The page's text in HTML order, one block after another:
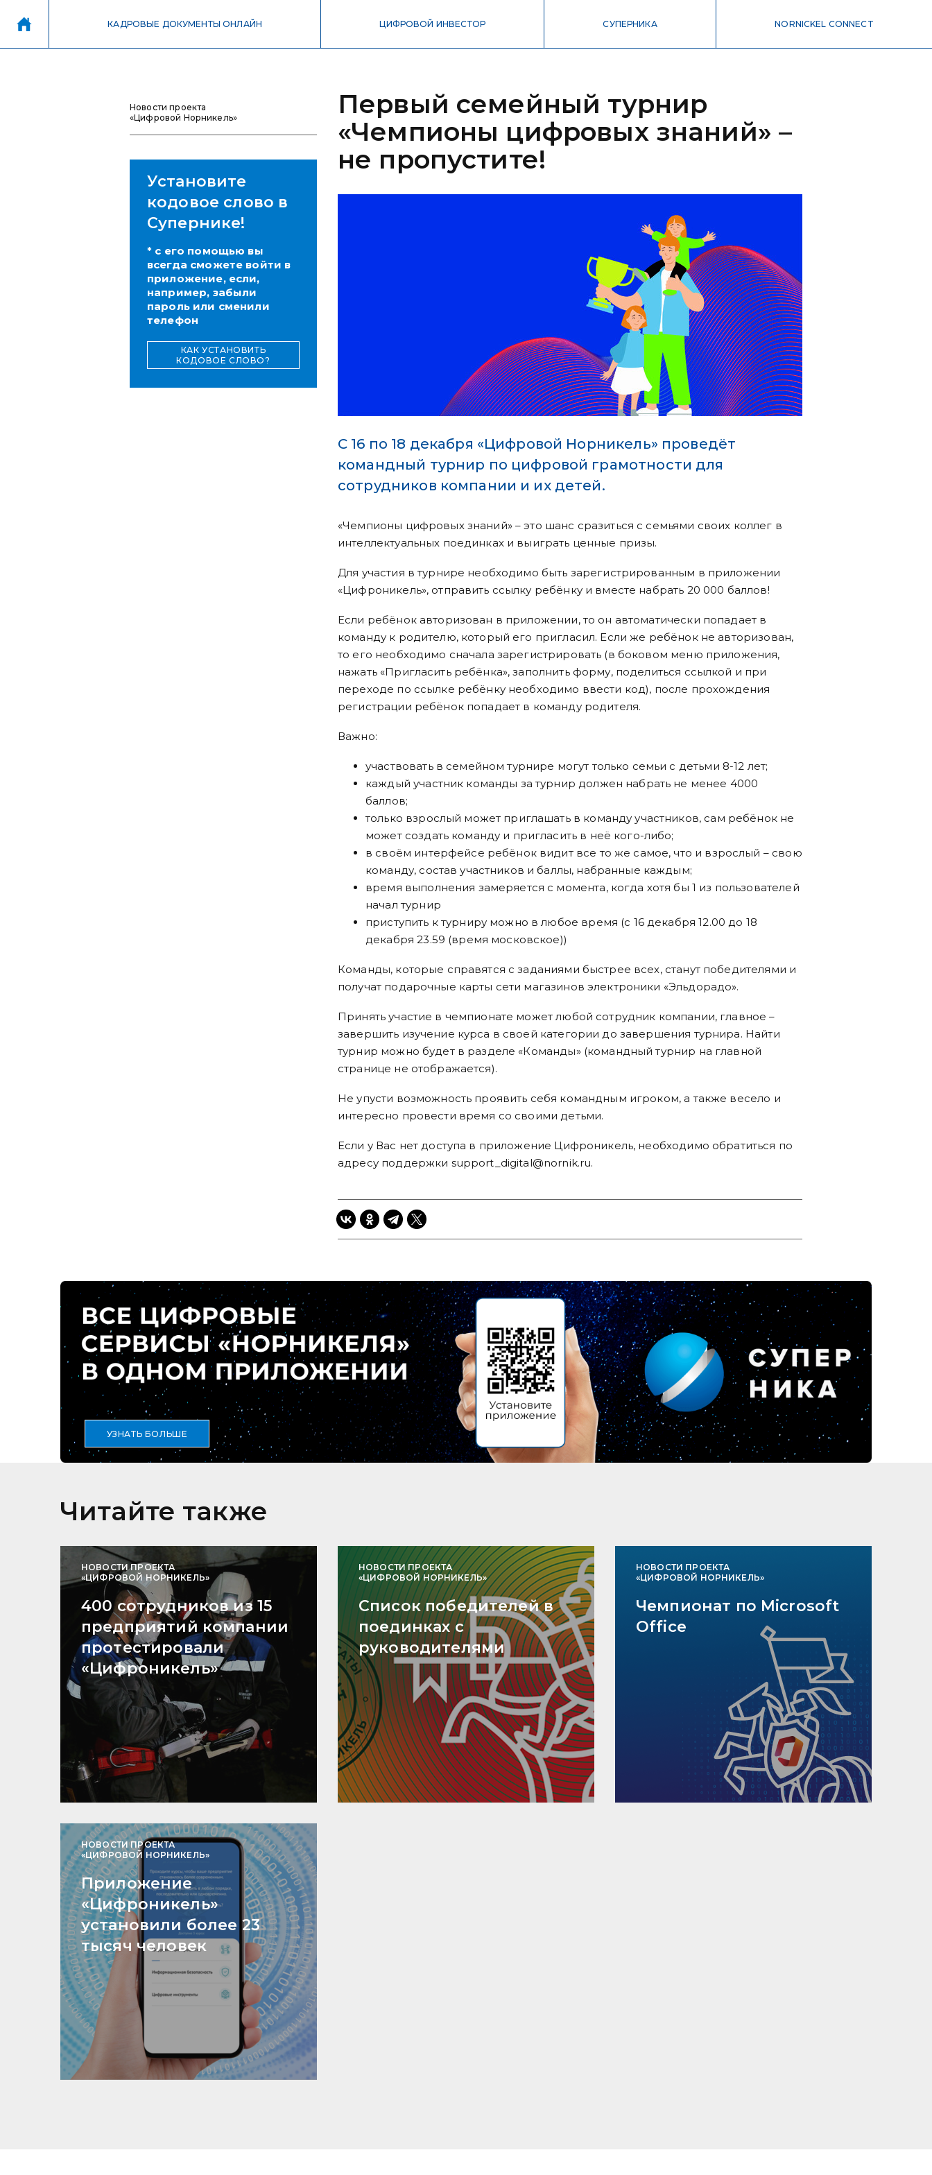
КАДРОВЫЕ ДОКУМЕНТЫ ОНЛАЙН ЦИФРОВОЙ ИНВЕСТОР СУПЕРНИКА NORNICKEL CONNECT
Новости проекта
«Цифровой Норникель»
Установите
кодовое слово в
Супернике!
* с его помощью вы
всегда сможете войти в
приложение, если,
например, забыли
пароль или сменили
телефон
КАК УСТАНОВИТЬ
КОДОВОЕ СЛОВО?
Первый семейный турнир
«Чемпионы цифровых знаний» –
не пропустите!
С 16 по 18 декабря «Цифровой Норникель» проведёт
командный турнир по цифровой грамотности для
сотрудников компании и их детей.
«Чемпионы цифровых знаний» – это шанс сразиться с семьями своих коллег в
интеллектуальных поединках и выиграть ценные призы.
Для участия в турнире необходимо быть зарегистрированным в приложении
«Цифроникель», отправить ссылку ребёнку и вместе набрать 20 000 баллов!
Если ребёнок авторизован в приложении, то он автоматически попадает в
команду к родителю, который его пригласил. Если же ребёнок не авторизован,
то его необходимо сначала зарегистрировать (в боковом меню приложения,
нажать «Пригласить ребёнка», заполнить форму, поделиться ссылкой и при
переходе по ссылке ребёнку необходимо ввести код), после прохождения
регистрации ребёнок попадает в команду родителя.
Важно:
участвовать в семейном турнире могут только семьи с детьми 8-12 лет;
каждый участник команды за турнир должен набрать не менее 4000
баллов;
только взрослый может приглашать в команду участников, сам ребёнок не
может создать команду и пригласить в неё кого-либо;
в своём интерфейсе ребёнок видит все то же самое, что и взрослый – свою
команду, состав участников и баллы, набранные каждым;
время выполнения замеряется с момента, когда хотя бы 1 из пользователей
начал турнир
приступить к турниру можно в любое время (с 16 декабря 12.00 до 18
декабря 23.59 (время московское))
Команды, которые справятся с заданиями быстрее всех, станут победителями и
получат подарочные карты сети магазинов электроники «Эльдорадо».
Принять участие в чемпионате может любой сотрудник компании, главное –
завершить изучение курса в своей категории до завершения турнира. Найти
турнир можно будет в разделе «Команды» (командный турнир на главной
странице не отображается).
Не упусти возможность проявить себя командным игроком, а также весело и
интересно провести время со своими детьми.
Если у Вас нет доступа в приложение Цифроникель, необходимо обратиться по
адресу поддержки support_digital@nornik.ru.
УЗНАТЬ БОЛЬШЕ
Читайте также
НОВОСТИ ПРОЕКТА
«ЦИФРОВОЙ НОРНИКЕЛЬ»
400 сотрудников из 15
предприятий компании
протестировали
«Цифроникель»
НОВОСТИ ПРОЕКТА
«ЦИФРОВОЙ НОРНИКЕЛЬ»
Список победителей в
поединках с
руководителями
НОВОСТИ ПРОЕКТА
«ЦИФРОВОЙ НОРНИКЕЛЬ»
Чемпионат по Microsoft
Office
НОВОСТИ ПРОЕКТА
«ЦИФРОВОЙ НОРНИКЕЛЬ»
Приложение
«Цифроникель»
установили более 23
тысяч человек